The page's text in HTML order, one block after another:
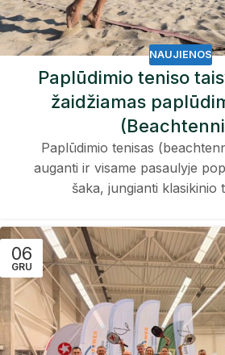
NAUJIENOS
Paplūdimio teniso
žaidžiamas
Paplūdimio tenisas
auganti ir visame pasaulyje
šaka, jungianti klasikinio
06
GRU